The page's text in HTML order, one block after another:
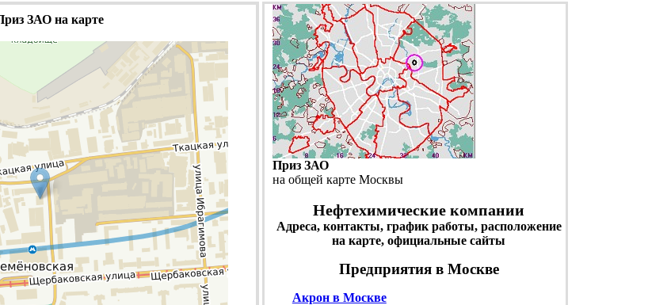
ЗАО на карте
Приз ЗАО
на общей карте Москвы
Нефтехимические компании
Адреса, контакты, график работы, расположение
на карте, официальные сайты
Предприятия в Москве
Акрон в Москве